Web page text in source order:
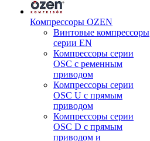
Компрессоры OZEN
Винтовые компрессоры
серии EN
Компрессоры серии
OSC с ременным
приводом
Компрессоры серии
OSC U с прямым
приводом
Компрессоры серии
OSC D с прямым
приводом и